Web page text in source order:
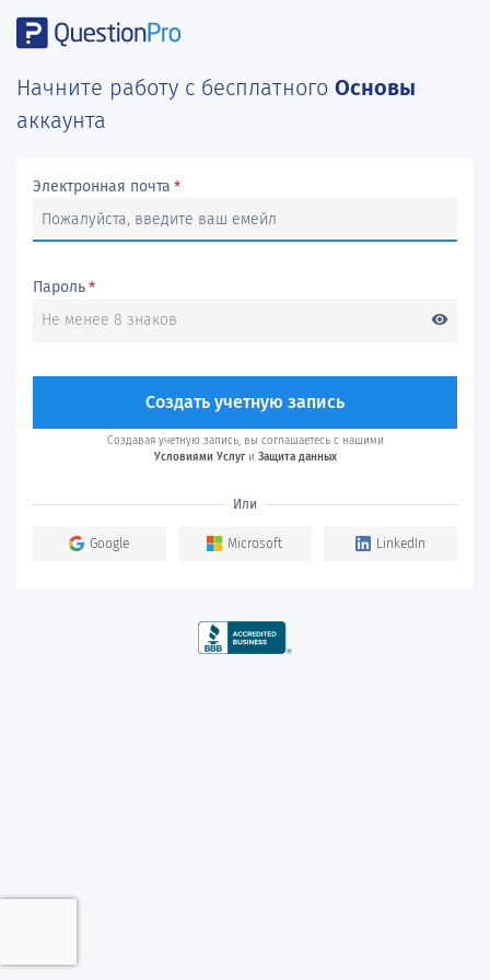
Начните работу с бесплатного Основы
аккаунта
Электронная почта *
Пароль*
visibility
Создать учетную запись
Создавая учетную запись, вы соглашаетесь с нашими
Условиями Услуги Защита данных
Или
Google Microsoft LinkedIn